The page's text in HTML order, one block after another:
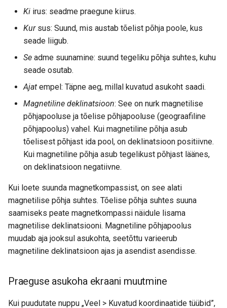
Ki irus: seadme praegune kiirus.
Kursus: Suund, mis austab tõelist põhja poole, kus
seade liigub.
Se adme suunamine: suund tegeliku põhja suhtes, kuhu
seade osutab.
Ajat empel: Täpne aeg, millal kuvatud asukoht saadi.
Magnetiline deklinatsioon: See on nurk magnetilise
põhjapooluse ja tõelise põhjapooluse (geograafiline
põhjapoolus) vahel. Kui magnetiline põhja asub
tõelisest põhjast ida pool, on deklinatsioon positiivne.
Kui magnetiline põhja asub tegelikust põhjast läänes,
on deklinatsioon negatiivne.
Kui loete suunda magnetkompassist, on see alati
magnetilise põhja suhtes. Tõelise põhja suhtes suuna
saamiseks peate magnetkompassi näidule lisama
magnetilise deklinatsiooni. Magnetiline põhjapoolus
muudab aja jooksul asukohta, seetõttu varieerub
magnetiline deklinatsioon ajas ja asendist asendisse.
Praeguse asukoha ekraani muutmine
Kui puudutate nuppu „Veel > Kuvatud koordinaatide tüübid”,